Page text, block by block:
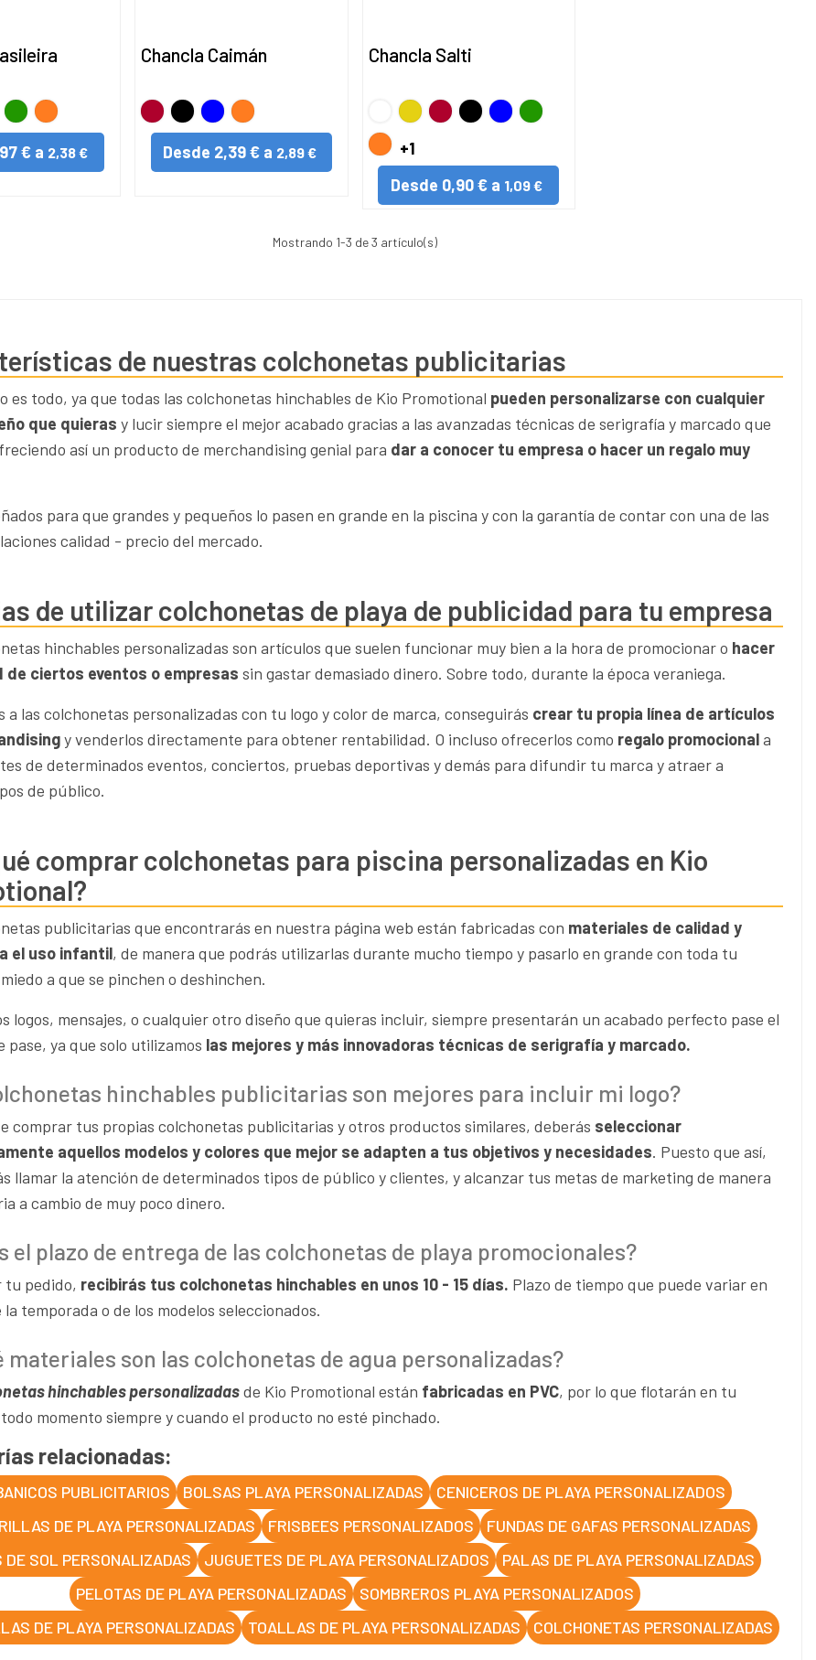
VERDENARANJA
€ a 2,38 €
Chancla Caimán
RojoNegroAZULNARANJA
Desde 2,39 € a 2,89 €
Chancla Salti
BLANCO
Amarillo
Rojo NegroAZULVERDE
NARANJA
+1
Desde 0,90 € a 1,09 €
Mostrando 1-3 de 3 artículo(s)
de nuestras colchonetas publicitarias
es todo, ya que todas las colchonetas hinchables de Kio Promotional pueden personalizarse con cualquier
que quieras y lucir siempre el mejor acabado gracias a las avanzadas técnicas de serigrafía y marcado que
así un producto de merchandising genial para dar a conocer tu empresa o hacer un regalo muy
para que grandes y pequeños lo pasen en grande en la piscina y con la garantía de contar con una de las
calidad - precio del mercado.
de utilizar colchonetas de playa de publicidad para tu empresa
hinchables personalizadas son artículos que suelen funcionar muy bien a la hora de promocionar o hacer
de ciertos eventos o empresas sin gastar demasiado dinero. Sobre todo, durante la época veraniega.
a las colchonetas personalizadas con tu logo y color de marca, conseguirás crear tu propia línea de artículos
y venderlos directamente para obtener rentabilidad. O incluso ofrecerlos como regalo promocionala
de determinados eventos, conciertos, pruebas deportivas y demás para difundir tu marca y atraer a
de público.
comprar colchonetas para piscina personalizadas en Kio
publicitarias que encontrarás en nuestra página web están fabricadas con materiales de calidad y
el uso infantil, de manera que podrás utilizarlas durante mucho tiempo y pasarlo en grande con toda tu
a que se pinchen o deshinchen.
logos, mensajes, o cualquier otro diseño que quieras incluir, siempre presentarán un acabado perfecto pase el
pase, ya que solo utilizamos las mejores y más innovadoras técnicas de serigrafía y marcado.
hinchables publicitarias son mejores para incluir mi logo?
comprar tus propias colchonetas publicitarias y otros productos similares, deberás seleccionar
aquellos modelos y colores que mejor se adapten a tus objetivos y necesidades. Puesto que así,
llamar la atención de determinados tipos de público y clientes, y alcanzar tus metas de marketing de manera
a cambio de muy poco dinero.
el plazo de entrega de las colchonetas de playa promocionales?
tu pedido, recibirás tus colchonetas hinchables en unos 10 - 15 días. Plazo de tiempo que puede variar en
temporada o de los modelos seleccionados.
materiales son las colchonetas de agua personalizadas?
hinchables personalizadasde Kio Promotional están fabricadas en PVC, por lo que flotarán en tu
momento siempre y cuando el producto no esté pinchado.
relacionadas:
PUBLICITARIOS BOLSAS PLAYA PERSONALIZADAS
CENICEROS DE PLAYA PERSONALIZADOS
DE PLAYA PERSONALIZADAS
FRISBEES PERSONALIZADOS
FUNDAS DE GAFAS PERSONALIZADAS
DE SOL PERSONALIZADAS
JUGUETES DE PLAYA PERSONALIZADOS
PALAS DE PLAYA PERSONALIZADAS
PELOTAS DE PLAYA PERSONALIZADAS
SOMBREROS PLAYA PERSONALIZADOS
DE PLAYA PERSONALIZADAS
TOALLAS DE PLAYA PERSONALIZADAS COLCHONETAS PERSONALIZADAS